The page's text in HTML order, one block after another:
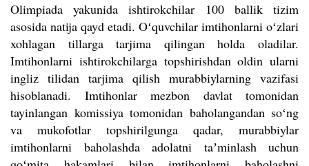
Olimpiada yakunida ishtirokchilar 100 ballik tizim
asosida natija qayd etadi. Oʻquvchilar imtihonlarni oʻzlari
xohlagan tillarga tarjima qilingan holda oladilar.
Imtihonlarni ishtirokchilarga topshirishdan oldin ularni
ingliz tilidan tarjima qilish murabbiylarning vazifasi
hisoblanadi. Imtihonlar mezbon davlat tomonidan
tayinlangan komissiya tomonidan baholangandan soʻng
va mukofotlar topshirilgunga qadar, murabbiylar
imtihonlarni baholashda adolatni taʼminlash uchun